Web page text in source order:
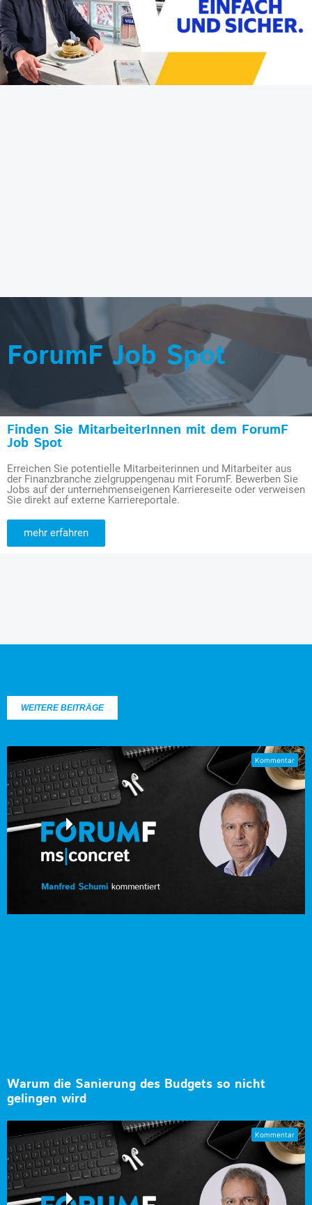
ForumF Job Spot
Finden Sie MitarbeiterInnen mit dem ForumF
Job Spot
Erreichen Sie potentielle Mitarbeiterinnen und Mitarbeiter aus
der Finanzbranche zielgruppengenau mit ForumF. Bewerben Sie
Jobs auf der unternehmenseigenen Karriereseite oder verweisen
Sie direkt auf externe Karriereportale.
mehr erfahren
WEITERE BEITRÄGE
Warum die Sanierung des Budgets so nicht
gelingen wird